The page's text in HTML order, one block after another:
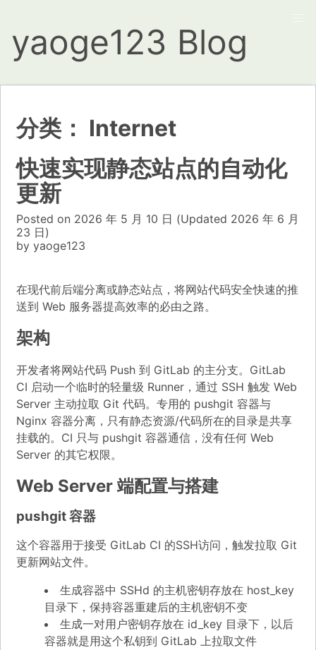
yaoge123 Blog
分类： Internet
快速实现静态站点的自动化
更新
Posted on 2026 年 5 月 10 日 (Updated 2026 年 6 月
23 日)
by yaoge123
在现代前后端分离或静态站点，将网站代码安全快速的推
送到 Web 服务器提高效率的必由之路。
架构
开发者将网站代码 Push 到 GitLab 的主分支。GitLab
CI 启动一个临时的轻量级 Runner，通过 SSH 触发 Web
Server 主动拉取 Git 代码。专用的 pushgit 容器与
Nginx 容器分离，只有静态资源/代码所在的目录是共享
挂载的。CI 只与 pushgit 容器通信，没有任何 Web
Server 的其它权限。
Web Server 端配置与搭建
pushgit 容器
这个容器用于接受 GitLab CI 的SSH访问，触发拉取 Git
更新网站文件。
生成容器中 SSHd 的主机密钥存放在 host_key
目录下，保持容器重建后的主机密钥不变
生成一对用户密钥存放在 id_key 目录下，以后
容器就是用这个私钥到 GitLab 上拉取文件